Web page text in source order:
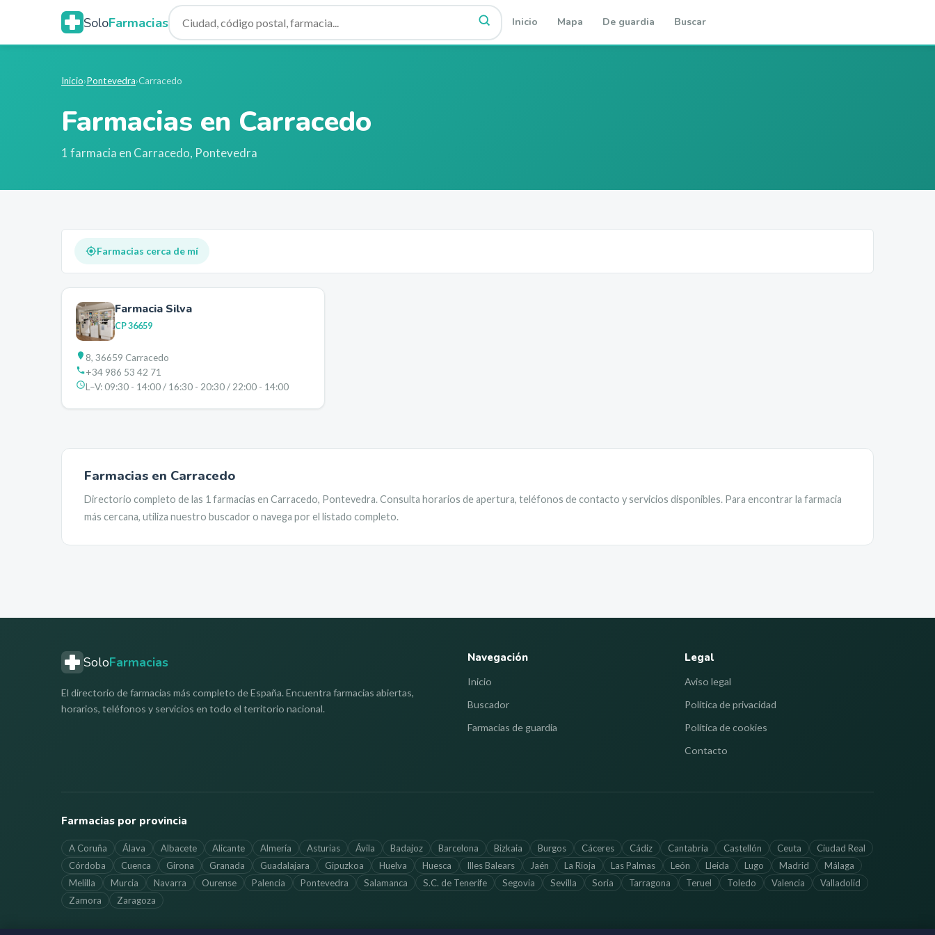
SoloFarmacias Inicio Mapa De guardia Buscar
Inicio›Pontevedra›Carracedo
Farmacias en Carracedo
1 farmacia en Carracedo, Pontevedra
Farmacias cerca de mí
Farmacia Silva
CP36659
8, 36659 Carracedo
+34 986 53 42 71
L–V:09:30 - 14:00 / 16:30 - 20:30 / 22:00 - 14:00
Farmacias en Carracedo
Directorio completo de las 1 farmacias en Carracedo, Pontevedra. Consulta horarios de apertura, teléfonos de contacto y servicios disponibles. Para encontrar la farmacia
más cercana, utiliza nuestro buscador o navega por el listado completo.
SoloFarmacias
El directorio de farmacias más completo de España. Encuentra farmacias abiertas,
horarios, teléfonos y servicios en todo el territorio nacional.
Navegación
Inicio
Buscador
Farmacias de guardia
Legal
Aviso legal
Política de privacidad
Política de cookies
Contacto
Farmacias por provincia
A Coruña Álava Albacete Alicante Almería Asturias Ávila Badajoz Barcelona Bizkaia Burgos Cáceres Cádiz Cantabria Castellón Ceuta
Ciudad Real
Córdoba
Cuenca Girona Granada Guadalajara Gipuzkoa Huelva Huesca Illes Balears Jaén La Rioja Las Palmas León Lleida Lugo Madrid
Málaga
Melilla
Murcia Navarra Ourense Palencia Pontevedra Salamanca S.C. de Tenerife Segovia Sevilla Soria Tarragona Teruel Toledo Valencia
Valladolid
Zamora
Zaragoza